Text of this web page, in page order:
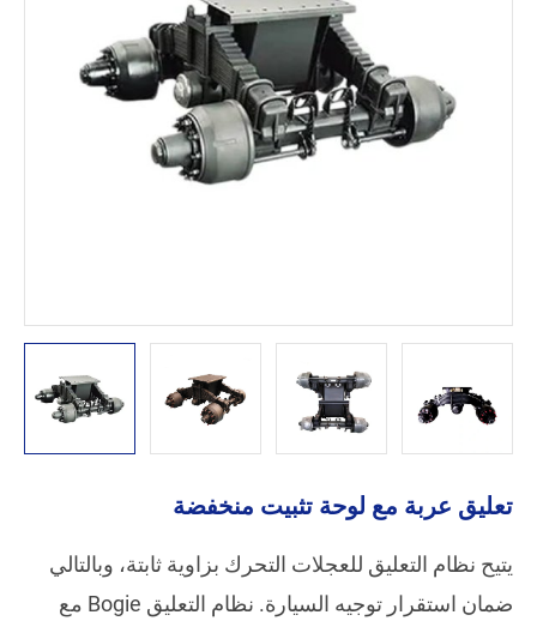
تعليق عربة مع لوحة تثبيت منخفضة
يتيح نظام التعليق للعجلات التحرك بزاوية ثابتة، وبالتالي
ضمان استقرار توجيه السيارة. نظام التعليق Bogie مع